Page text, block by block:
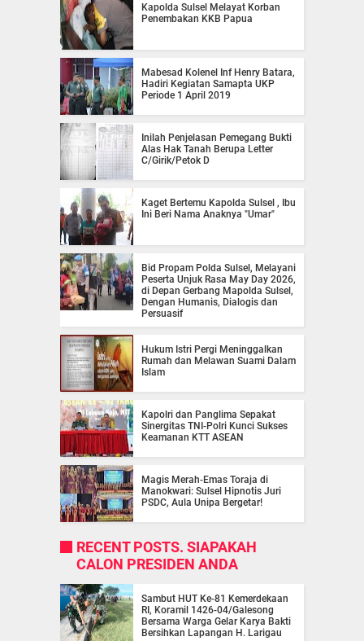
Kapolda Sulsel Melayat Korban
Penembakan KKB Papua
Mabesad Kolenel Inf Henry Batara,
Hadiri Kegiatan Samapta UKP
Periode 1 April 2019
Inilah Penjelasan Pemegang Bukti
Alas Hak Tanah Berupa Letter
C/Girik/Petok D
Kaget Bertemu Kapolda Sulsel , Ibu
Ini Beri Nama Anaknya "Umar"
Bid Propam Polda Sulsel, Melayani
Peserta Unjuk Rasa May Day 2026,
di Depan Gerbang Mapolda Sulsel,
Dengan Humanis, Dialogis dan
Persuasif
Hukum Istri Pergi Meninggalkan
Rumah dan Melawan Suami Dalam
Islam
Kapolri dan Panglima Sepakat
Sinergitas TNI-Polri Kunci Sukses
Keamanan KTT ASEAN
Magis Merah-Emas Toraja di
Manokwari: Sulsel Hipnotis Juri
PSDC, Aula Unipa Bergetar!
RECENT POSTS. SIAPAKAH
CALON PRESIDEN ANDA
Sambut HUT Ke-81 Kemerdekaan
RI, Koramil 1426-04/Galesong
Bersama Warga Gelar Karya Bakti
Bersihkan Lapangan H. Larigau